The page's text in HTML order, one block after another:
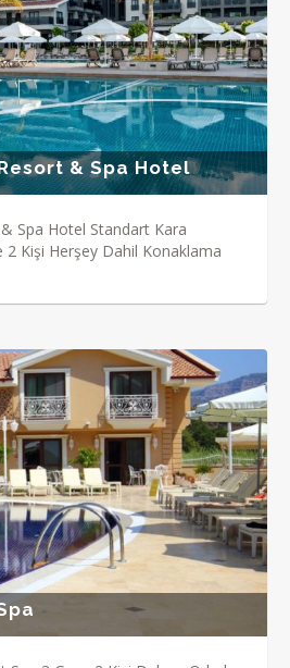
& Spa Hotel
Spa Hotel Standart Kara
2 Kişi Herşey Dahil Konaklama